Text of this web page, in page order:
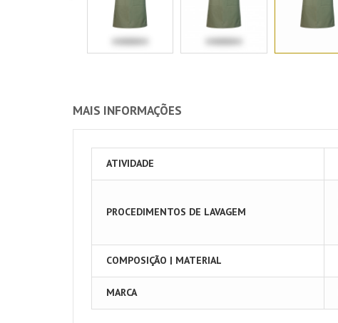
MAIS INFORMAÇÕES
ATIVIDADE
PROCEDIMENTOS DE LAVAGEM
COMPOSIÇÃO | MATERIAL
MARCA